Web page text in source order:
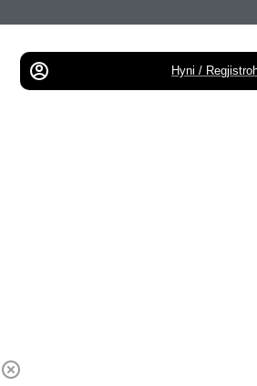
Hyni /